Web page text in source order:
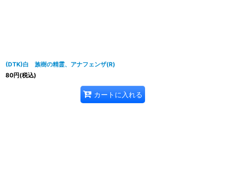
(DTK)白 族樹の精霊、アナフェンザ(R)
80円(税込)
カートに入れる